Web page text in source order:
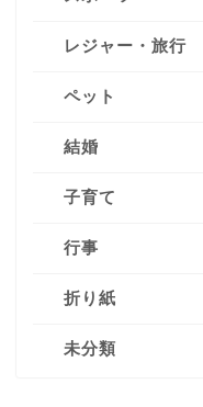
レジャー・旅行
ペット
結婚
子育て
行事
折り紙
未分類